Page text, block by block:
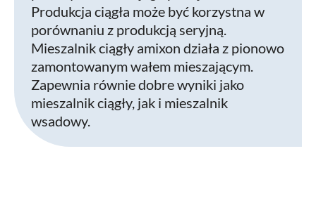
Produkcja ciągła może być korzystna w
porównaniu z produkcją seryjną.
Mieszalnik ciągły amixon działa z pionowo
zamontowanym wałem mieszającym.
Zapewnia równie dobre wyniki jako
mieszalnik ciągły, jak i mieszalnik
wsadowy.